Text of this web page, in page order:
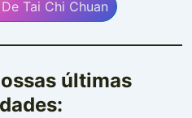
Tai Chi Chuan
últimas